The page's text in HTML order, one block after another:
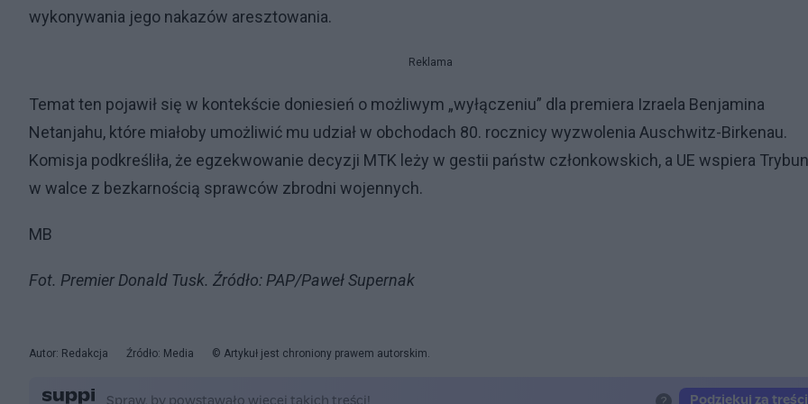
wykonywania jego nakazów aresztowania.
Reklama
Temat ten pojawił się w kontekście doniesień o możliwym „wyłączeniu” dla premiera Izraela Benjamina
Netanjahu, które miałoby umożliwić mu udział w obchodach 80. rocznicy wyzwolenia Auschwitz-Birkenau.
Komisja podkreśliła, że egzekwowanie decyzji MTK leży w gestii państw członkowskich, a UE wspiera
w walce z bezkarnością sprawców zbrodni wojennych.
MB
Fot. Premier Donald Tusk. Źródło: PAP/Paweł Supernak
Autor: Redakcja Źródło: Media © Artykuł jest chroniony prawem autorskim.